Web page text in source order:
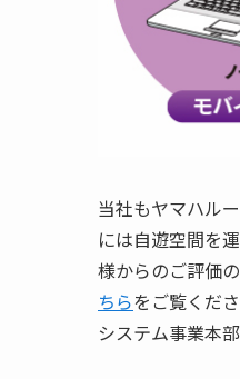
当社もヤマハル
には自遊空間を
様からのご評価
ちらをご覧くだ
システム事業本部